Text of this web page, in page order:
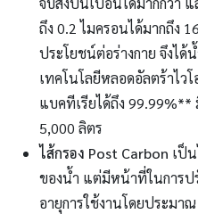
ถึง 0.2 ไมครอนได้มากถึง
ประโยชน์ต่อร่างกาย จึงไ
เทคโนโลยีหลอดอัลตร้าไว
แบคทีเรียได้ถึง 99.99%**
5,000 ลิตร
ไส้กรอง Post Carbon เป็
ของน้ำ แต่มีหน้าที่ในการป
อายุการใช้งานโดยประมา